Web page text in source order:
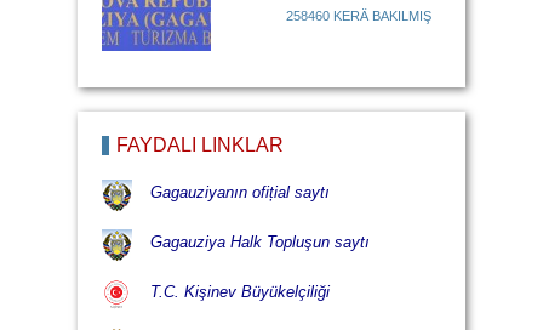
258460 KERÄ BAKILMIŞ
FAYDALI LİNKLÄR
Gagauziyanın ofițial saytı
Gagauziya Halk Topluşun saytı
T.C. Kişinev Büyükelçiliği